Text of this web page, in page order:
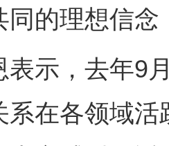
同的理想信
，去年9月
系在各领域